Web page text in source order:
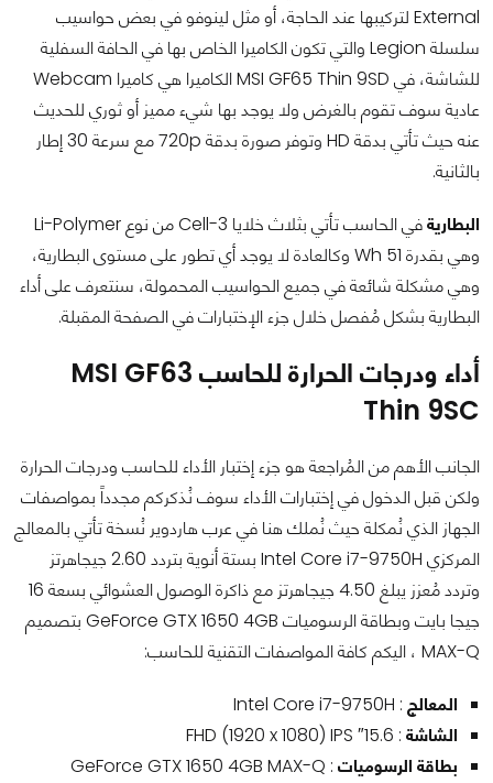
External لتركيبها عند الحاجة، أو مثل لينوفو في بعض حواسيب
سلسلة Legion والتي تكون الكاميرا الخاص بها في الحافة السفلية
للشاشة، في MSI GF65 Thin 9SD الكاميرا هي كاميرا Webcam
عادية سوف تقوم بالغرض ولا يوجد بها شيء مميز أو ثوري للحديث
عنه حيث تأتي بدقة HD وتوفر صورة بدقة 720p مع سرعة 30 إطار
بالثانية.
البطارية
في الحاسب تأتي بثلاث خلايا 3-Cell من نوع Li-Polymer
وهي بقدرة 51 Wh وكالعادة لا يوجد أي تطور على مستوى البطارية،
وهي مشكلة شائعة في جميع الحواسيب المحمولة، سنتعرف على أداء
البطارية بشكل مُفصل خلال جزء الإختبارات في الصفحة المقبلة.
أداء ودرجات الحرارة للحاسب MSI GF63
Thin 9SC
الجانب الأهم من المُراجعة هو جزء إختبار الأداء للحاسب ودرجات الحرارة
ولكن قبل الدخول في إختبارات الأداء سوف نُذكركم مجدداً بمواصفات
الجهاز الذي نُمكلة حيث نُملك هنا في عرب هاردوير نُسخة تأتي بالمعالج
المركزي Intel Core i7-9750H بستة أنوية بتردد 2.60 جيجاهرتز
وتردد مُعزز يبلغ 4.50 جيجاهرتز مع ذاكرة الوصول العشوائي بسعة 16
جيجا بايت وبطاقة الرسوميات GeForce GTX 1650 4GB بتصميم
MAX-Q ، اليكم كافة المواصفات التقنية للحاسب:
المعالج : Intel Core i7-9750H
الشاشة : 15.6″ FHD (1920 x 1080) IPS
بطاقة الرسوميات : GeForce GTX 1650 4GB MAX-Q